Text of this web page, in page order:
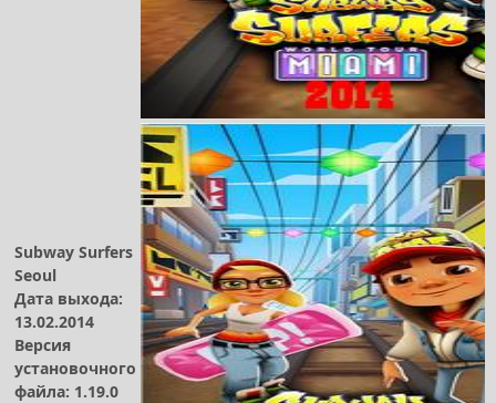
Subway Surfers
Seoul
Дата выхода:
13.02.2014
Версия
установочного
файла: 1.19.0